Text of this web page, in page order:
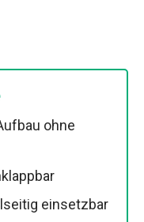
ohne
einsetzbar